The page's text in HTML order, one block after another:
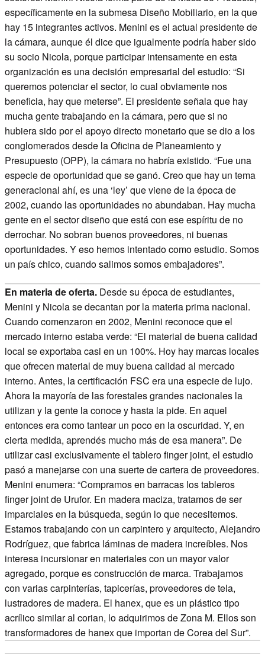
específicamente en la submesa Diseño Mobiliario, en la que
hay 15 integrantes activos. Menini es el actual presidente de
la cámara, aunque él dice que igualmente podría haber sido
su socio Nicola, porque participar intensamente en esta
organización es una decisión empresarial del estudio: “Si
queremos potenciar el sector, lo cual obviamente nos
beneficia, hay que meterse”. El presidente señala que hay
mucha gente trabajando en la cámara, pero que si no
hubiera sido por el apoyo directo monetario que se dio a los
conglomerados desde la Oficina de Planeamiento y
Presupuesto (OPP), la cámara no habría existido. “Fue una
especie de oportunidad que se ganó. Creo que hay un tema
generacional ahí, es una ‘ley’ que viene de la época de
2002, cuando las oportunidades no abundaban. Hay mucha
gente en el sector diseño que está con ese espíritu de no
derrochar. No sobran buenos proveedores, ni buenas
oportunidades. Y eso hemos intentado como estudio. Somos
un país chico, cuando salimos somos embajadores”.
En materia de oferta. Desde su época de estudiantes,
Menini y Nicola se decantan por la materia prima nacional.
Cuando comenzaron en 2002, Menini reconoce que el
mercado interno estaba verde: “El material de buena calidad
local se exportaba casi en un 100%. Hoy hay marcas locales
que ofrecen material de muy buena calidad al mercado
interno. Antes, la certificación FSC era una especie de lujo.
Ahora la mayoría de las forestales grandes nacionales la
utilizan y la gente la conoce y hasta la pide. En aquel
entonces era como tantear un poco en la oscuridad. Y, en
cierta medida, aprendés mucho más de esa manera”. De
utilizar casi exclusivamente el tablero finger joint, el estudio
pasó a manejarse con una suerte de cartera de proveedores.
Menini enumera: “Compramos en barracas los tableros
finger joint de Urufor. En madera maciza, tratamos de ser
imparciales en la búsqueda, según lo que necesitemos.
Estamos trabajando con un carpintero y arquitecto, Alejandro
Rodríguez, que fabrica láminas de madera increíbles. Nos
interesa incursionar en materiales con un mayor valor
agregado, porque es construcción de marca. Trabajamos
con varias carpinterías, tapicerías, proveedores de tela,
lustradores de madera. El hanex, que es un plástico tipo
acrílico similar al corian, lo adquirimos de Zona M. Ellos son
transformadores de hanex que importan de Corea del Sur”.